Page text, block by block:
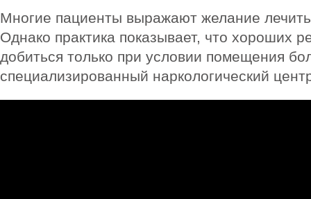
Многие пациенты выражают желание
Однако практика показывает, что хороших
добиться только при условии помещения
специализированный наркологический